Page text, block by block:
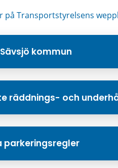
på Transportstyrelsens
kommun
räddnings- och
parkeringsregler